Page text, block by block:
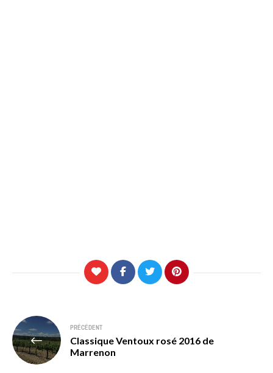
Navigation
de
l’article
PRÉCÉDENT
Classique Ventoux rosé 2016 de
Marrenon